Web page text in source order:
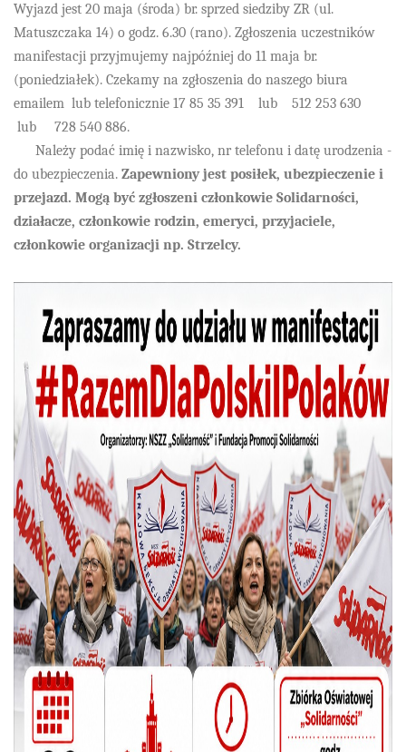
Wyjazd jest 20 maja (środa) br. sprzed siedziby ZR (ul.
Matuszczaka 14) o godz. 6.30 (rano). Zgłoszenia uczestników
manifestacji przyjmujemy najpóźniej do 11 maja br.
(poniedziałek). Czekamy na zgłoszenia do naszego biura
emailem lub telefonicznie 17 85 35 391 lub 512 253 630
lub 728 540 886.
Należy podać imię i nazwisko, nr telefonu i datę urodzenia -
do ubezpieczenia. Zapewniony jest posiłek, ubezpieczenie i
przejazd. Mogą być zgłoszeni członkowie Solidarności,
działacze, członkowie rodzin, emeryci, przyjaciele,
członkowie organizacji np. Strzelcy.